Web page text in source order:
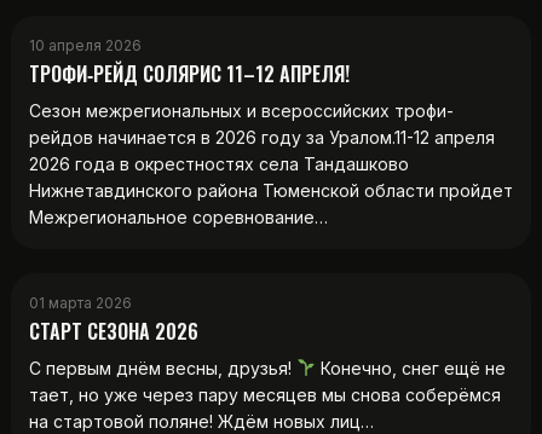
10 апреля 2026
ТРОФИ‑РЕЙД СОЛЯРИС 11–12 АПРЕЛЯ!
Сезон межрегиональных и всероссийских трофи-
рейдов начинается в 2026 году за Уралом.11-12 апреля
2026 года в окрестностях села Тандашково
Нижнетавдинского района Тюменской области пройдет
Межрегиональное соревнование…
01 марта 2026
СТАРТ СЕЗОНА 2026
С первым днём весны, друзья!
Конечно, снег ещё не
тает, но уже через пару месяцев мы снова соберёмся
на стартовой поляне! Ждём новых лиц…